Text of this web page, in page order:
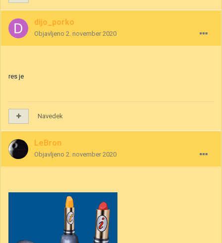
dijo_porko
Objavljeno 2. november 2020
res je
Navedek
LeBron
Objavljeno 2. november 2020